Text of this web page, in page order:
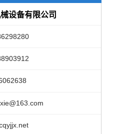
设备有限公司